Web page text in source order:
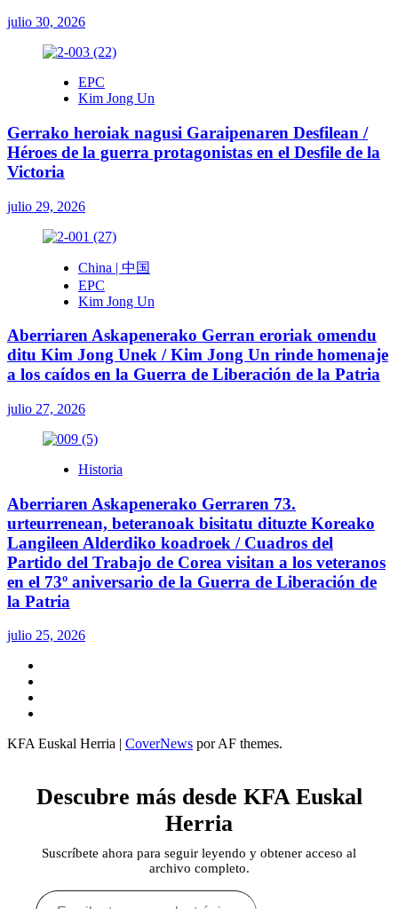
julio 30, 2026
EPC
Kim Jong Un
Gerrako heroiak nagusi Garaipenaren Desfilean /
Héroes de la guerra protagonistas en el Desfile de la
Victoria
julio 29, 2026
China | 中国
EPC
Kim Jong Un
Aberriaren Askapenerako Gerran eroriak omendu
ditu Kim Jong Unek / Kim Jong Un rinde homenaje
a los caídos en la Guerra de Liberación de la Patria
julio 27, 2026
Historia
Aberriaren Askapenerako Gerraren 73.
urteurrenean, beteranoak bisitatu dituzte Koreako
Langileen Alderdiko koadroek / Cuadros del
Partido del Trabajo de Corea visitan a los veteranos
en el 73º aniversario de la Guerra de Liberación de
la Patria
julio 25, 2026
KFA Euskal Herria | CoverNews por AF themes.
Descubre más desde KFA Euskal
Herria
Suscríbete ahora para seguir leyendo y obtener acceso al
archivo completo.
Escribe